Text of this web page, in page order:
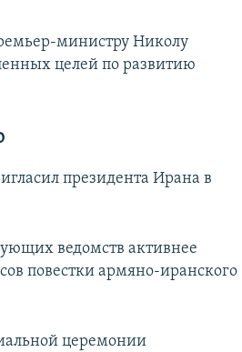
министру Николу
целей по развитию
президента Ирана в
ведомств активнее
повестки армяно-иранского
церемонии